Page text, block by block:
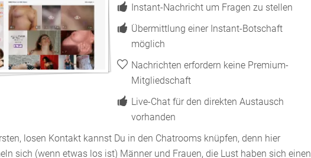
Instant-Nachricht um Fragen zu stellen
Übermittlung einer Instant-Botschaft
möglich
Nachrichten erfordern keine Premium-
Mitgliedschaft
Live-Chat für den direkten Austausch
vorhanden
losen Kontakt kannst Du in den Chatrooms knüpfen, denn hier
sich (wenn etwas los ist) Männer und Frauen, die Lust haben sich einen